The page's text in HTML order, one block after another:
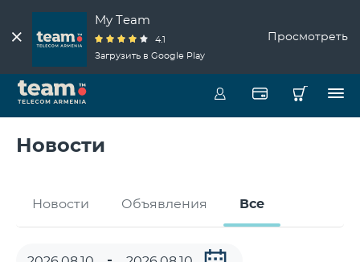
My Team
4.1
Загрузить в Google Play
Просмотреть
Новости
Новости Объявления Все